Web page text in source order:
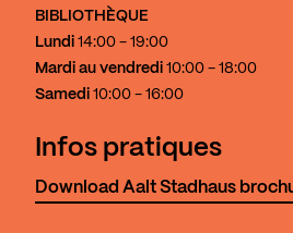
BIBLIOTHÈQUE
Lundi 14:00 - 19:00
Mardi au vendredi 10:00 - 18:00
Samedi 10:00 - 16:00
Infos pratiques
Download Aalt Stadhaus